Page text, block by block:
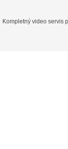
Kompletný video servis